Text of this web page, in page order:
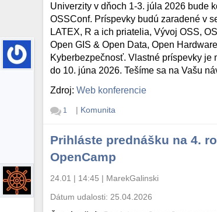
Univerzity v dňoch 1-3. júla 2026 bude
OSSConf. Príspevky budú zaradené v
LATEX, R a ich priatelia, Vývoj OSS,
Open GIS & Open Data, Open
Kyberbezpečnosť. Vlastné príspevky je
do 10. júna 2026. Tešíme sa na Vašu
Zdroj:Web konferencie
1 | Komunita
Prihláste prednášku na 4.
OpenCamp
24.01 | 14:45 | MarekGalinski
Dátum udalosti: 25.04.2026